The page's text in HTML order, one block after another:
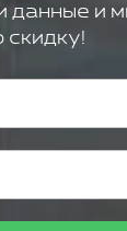
данные и
скидку!